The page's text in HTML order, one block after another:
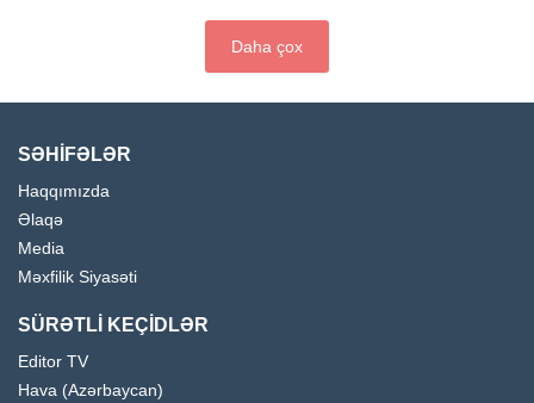
Daha çox
SƏHİFƏLƏR
Haqqımızda
Əlaqə
Media
Məxfilik Siyasəti
SÜRƏTLİ KEÇİDLƏR
Editor TV
Hava (Azərbaycan)